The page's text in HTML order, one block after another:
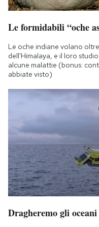
Le formidabili “oche
Le oche indiane volano
dell'Himalaya, e il loro
alcune malattie (bonus:
abbiate visto)
Dragheremo gli oceani